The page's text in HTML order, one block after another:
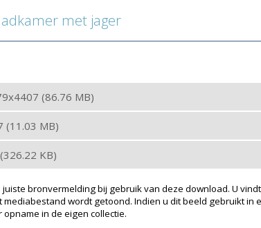
met jager
(86.76 MB)
(11.03 MB)
KB)
bronvermelding bij gebruik van deze download. U
mediabestand wordt getoond. Indien u dit beeld gebruikt
in de eigen collectie.